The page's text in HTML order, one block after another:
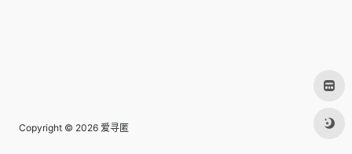
Copyright © 2026 爱寻匿